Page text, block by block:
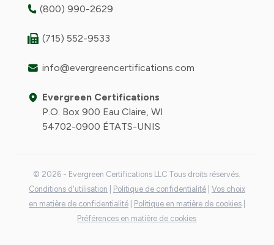
(800) 990-2629
(715) 552-9533
info@evergreencertifications.com
Evergreen Certifications
P.O. Box 900 Eau Claire, WI
54702-0900 ÉTATS-UNIS
© 2026 - Evergreen Certifications LLC Tous droits réservés.
Conditions d'utilisation
Politique de confidentialité Vos choix
en matière de confidentialité
Politique en matière de cookies
Préférences en matière de cookies